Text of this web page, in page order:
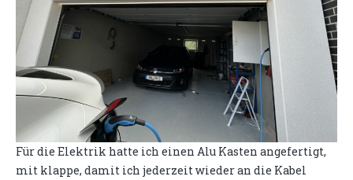
Für die Elektrik hatte ich einen Alu Kasten angefertigt,
mit klappe, damit ich jederzeit wieder an die Kabel